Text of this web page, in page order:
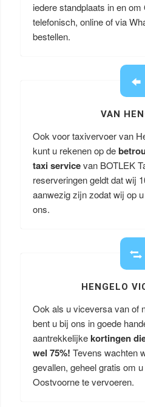
iedere standplaats in en
telefonisch, online of via
bestellen.
VAN
Ook voor taxivervoer van
kunt u rekenen op de
taxi servicevan BOTLEK
reserveringen geldt dat wij
aanwezig zijn zodat wij op
ons.
HENGELO
Ook als u viceversa van of
bent u bij ons in goede
aantrekkelijkekortingen
wel 75%! Tevens wachten
gevallen, geheel gratis om
Oostvoorne te vervoeren.